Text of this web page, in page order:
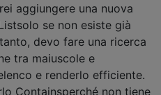
aggiungere una nuova
se non esiste già
devo fare una ricerca
tra maiuscole e
e renderlo efficiente.
Containsperché non tiene